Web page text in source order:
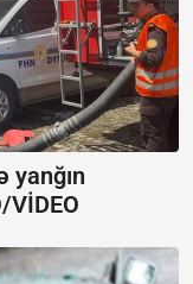
yanğın
VİDEO